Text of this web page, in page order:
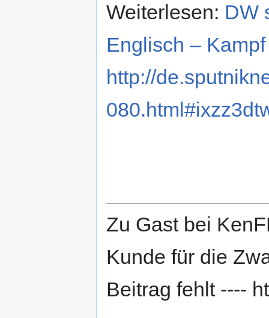
Weiterlesen: DW
Englisch –
http://
Zu Gast bei
Kunde für die
Beitrag fehlt ----